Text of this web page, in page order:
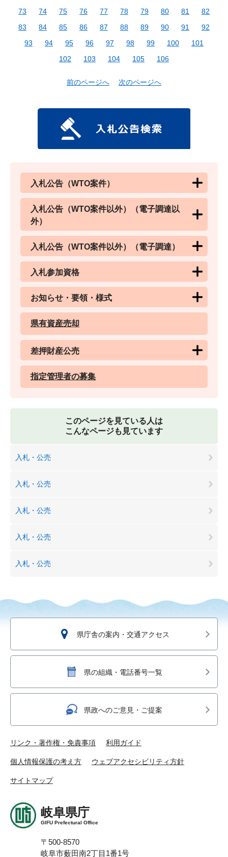
73
74 75 76 77 78 79 80 81
82
83
84 85 86 87 88 89 90 91
92
93
94 95 96 97 98 99 100
101
102
103 104 105 106
前のページへ 次のページへ
入札公告（WTO案件）
入札公告（WTO案件以外）（電子調達以
外）
入札公告（WTO案件以外）（電子調達）
入札参加資格
お知らせ・要領・様式
県有資産売却
差押財産公売
指定管理者の募集
このページを見ている人は
こんなページも見ています
入札・公売
入札・公売
入札・公売
入札・公売
入札・公売
県庁舎の案内・交通アクセス
県の組織・電話番号一覧
県政へのご意見・ご提案
リンク・著作権・免責事項 利用ガイド
個人情報保護の考え方 ウェブアクセシビリティ方針
サイトマップ
岐阜県庁
GIFU Prefectural Office
〒500-8570
岐阜市薮田南2丁目1番1号